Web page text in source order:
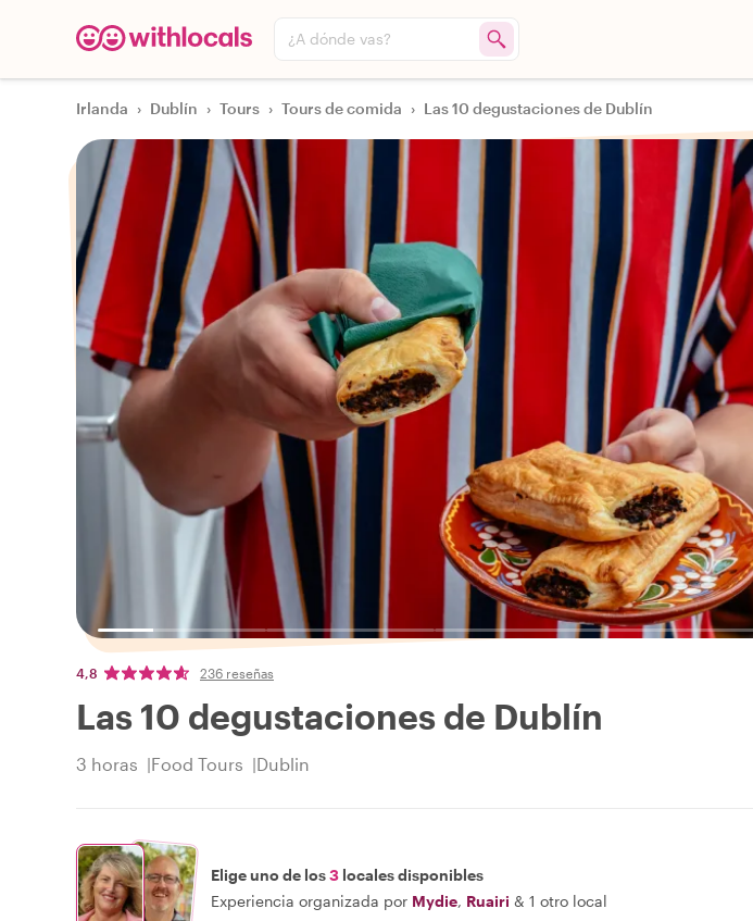
¿A dónde vas?
Irlanda › Dublín › Tours › Tours de comida › Las 10 degustaciones de Dublín
4,8 236 reseñas
Las 10 degustaciones de Dublín
3 horas Food Tours Dublin
Elige uno de los3 locales disponibles
Experiencia organizada por Mydie, Ruairi & 1 otro local